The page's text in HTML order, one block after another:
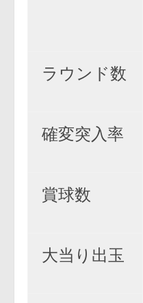
ラウンド数
確変突入率
賞球数
大当り出玉